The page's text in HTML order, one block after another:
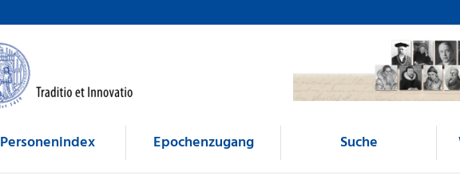
Personenindex Epochenzugang Suche